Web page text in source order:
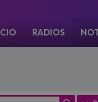
RADIOS